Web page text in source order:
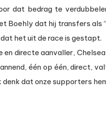
dat bedrag te
Boehly dat hij transfers als
het uit de race is gestapt.
directe aanvaller,
één op één, direct,
dat onze supporters